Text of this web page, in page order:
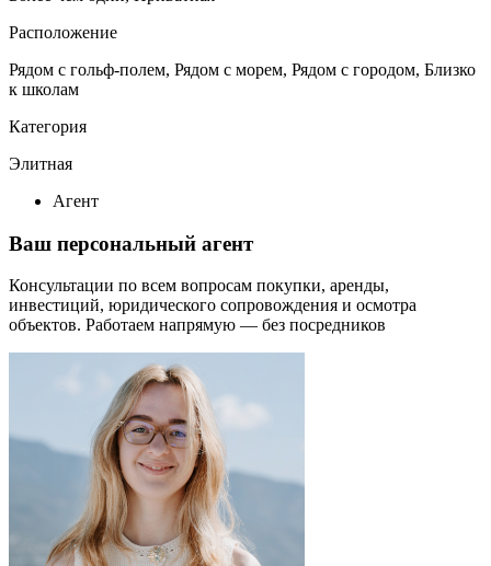
Расположение
Рядом с гольф-полем, Рядом с морем, Рядом с городом, Близко
к школам
Категория
Элитная
Агент
Ваш персональный агент
Консультации по всем вопросам покупки, аренды,
инвестиций, юридического сопровождения и осмотра
объектов. Работаем напрямую — без посредников